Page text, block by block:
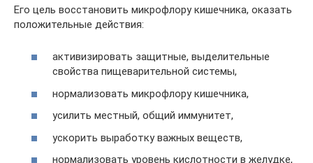
Его цель восстановить микрофлору кишечника, оказать
положительные действия:
активизировать защитные, выделительные
свойства пищеварительной системы,
нормализовать микрофлору кишечника,
усилить местный, общий иммунитет,
ускорить выработку важных веществ,
нормализовать уровень кислотности в желудке,